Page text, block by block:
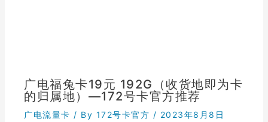
广电福兔卡19元 192G（收货地即为卡
的归属地）—172号卡官方推荐
广电流量卡 / By 172号卡官方 / 2023年8月8日